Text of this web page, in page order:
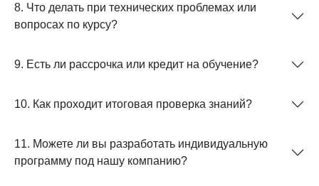
8. Что делать при технических проблемах или
вопросах по курсу?
9. Есть ли рассрочка или кредит на обучение?
10. Как проходит итоговая проверка знаний?
11. Можете ли вы разработать индивидуальную
программу под нашу компанию?